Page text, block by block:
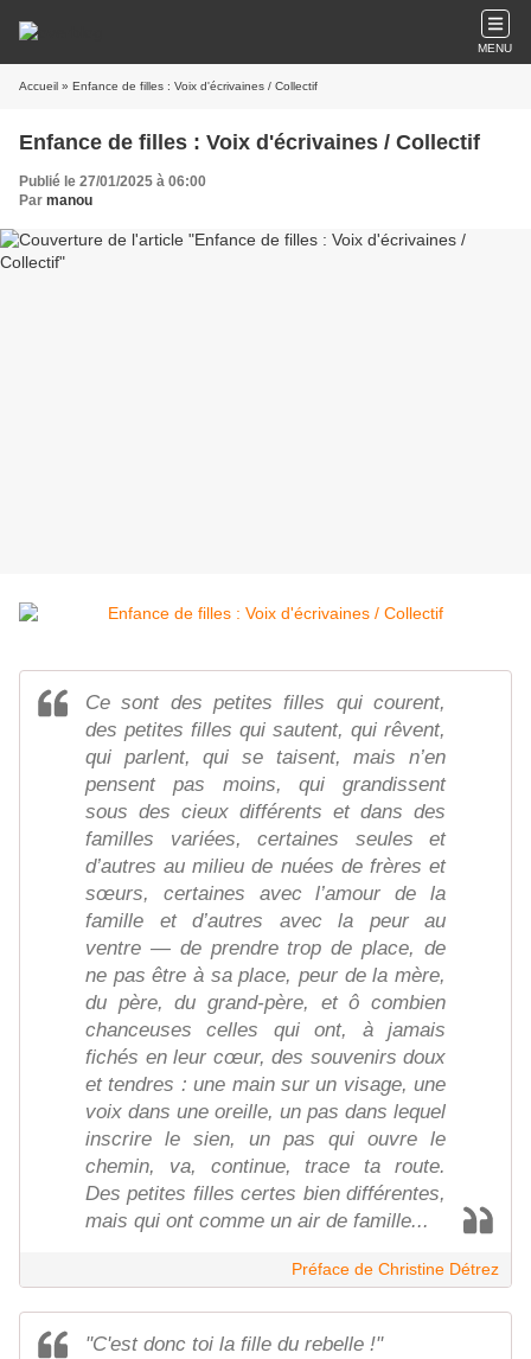
MENU
Accueil » Enfance de filles : Voix d'écrivaines / Collectif
Enfance de filles : Voix d'écrivaines / Collectif
Publié le 27/01/2025 à 06:00
Par manou
Ce sont des petites filles qui courent,
des petites filles qui sautent, qui rêvent,
qui parlent, qui se taisent, mais n’en
pensent pas moins, qui grandissent
sous des cieux différents et dans des
familles variées, certaines seules et
d’autres au milieu de nuées de frères et
sœurs, certaines avec l’amour de la
famille et d’autres avec la peur au
ventre — de prendre trop de place, de
ne pas être à sa place, peur de la mère,
du père, du grand-père, et ô combien
chanceuses celles qui ont, à jamais
fichés en leur cœur, des souvenirs doux
et tendres : une main sur un visage, une
voix dans une oreille, un pas dans lequel
inscrire le sien, un pas qui ouvre le
chemin, va, continue, trace ta route.
Des petites filles certes bien différentes,
mais qui ont comme un air de famille...
Préface de Christine Détrez
"C'est donc toi la fille du rebelle !"